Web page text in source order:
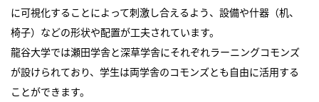
に可視化することによって刺激し合えるよう、設備や什器（机、
椅子）などの形状や配置が工夫されています。
龍谷大学では瀬田学舎と深草学舎にそれぞれラーニングコモンズ
が設けられており、学生は両学舎のコモンズとも自由に活用する
ことができます。